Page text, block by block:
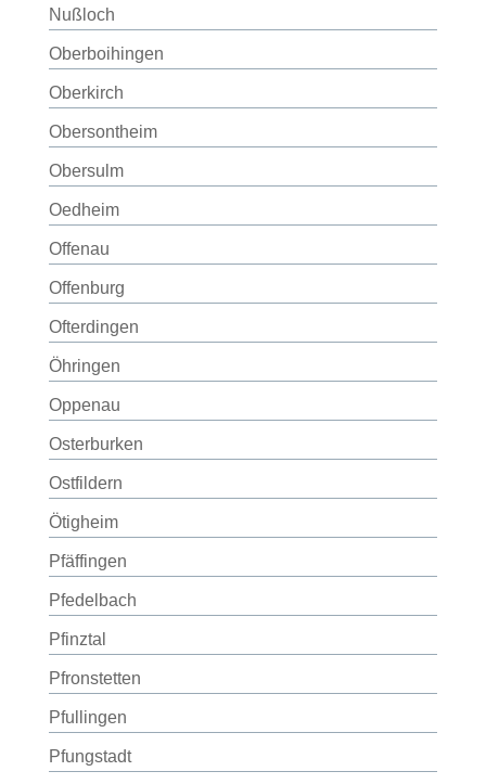
Nußloch
Oberboihingen
Oberkirch
Obersontheim
Obersulm
Oedheim
Offenau
Offenburg
Ofterdingen
Öhringen
Oppenau
Osterburken
Ostfildern
Ötigheim
Pfäffingen
Pfedelbach
Pfinztal
Pfronstetten
Pfullingen
Pfungstadt